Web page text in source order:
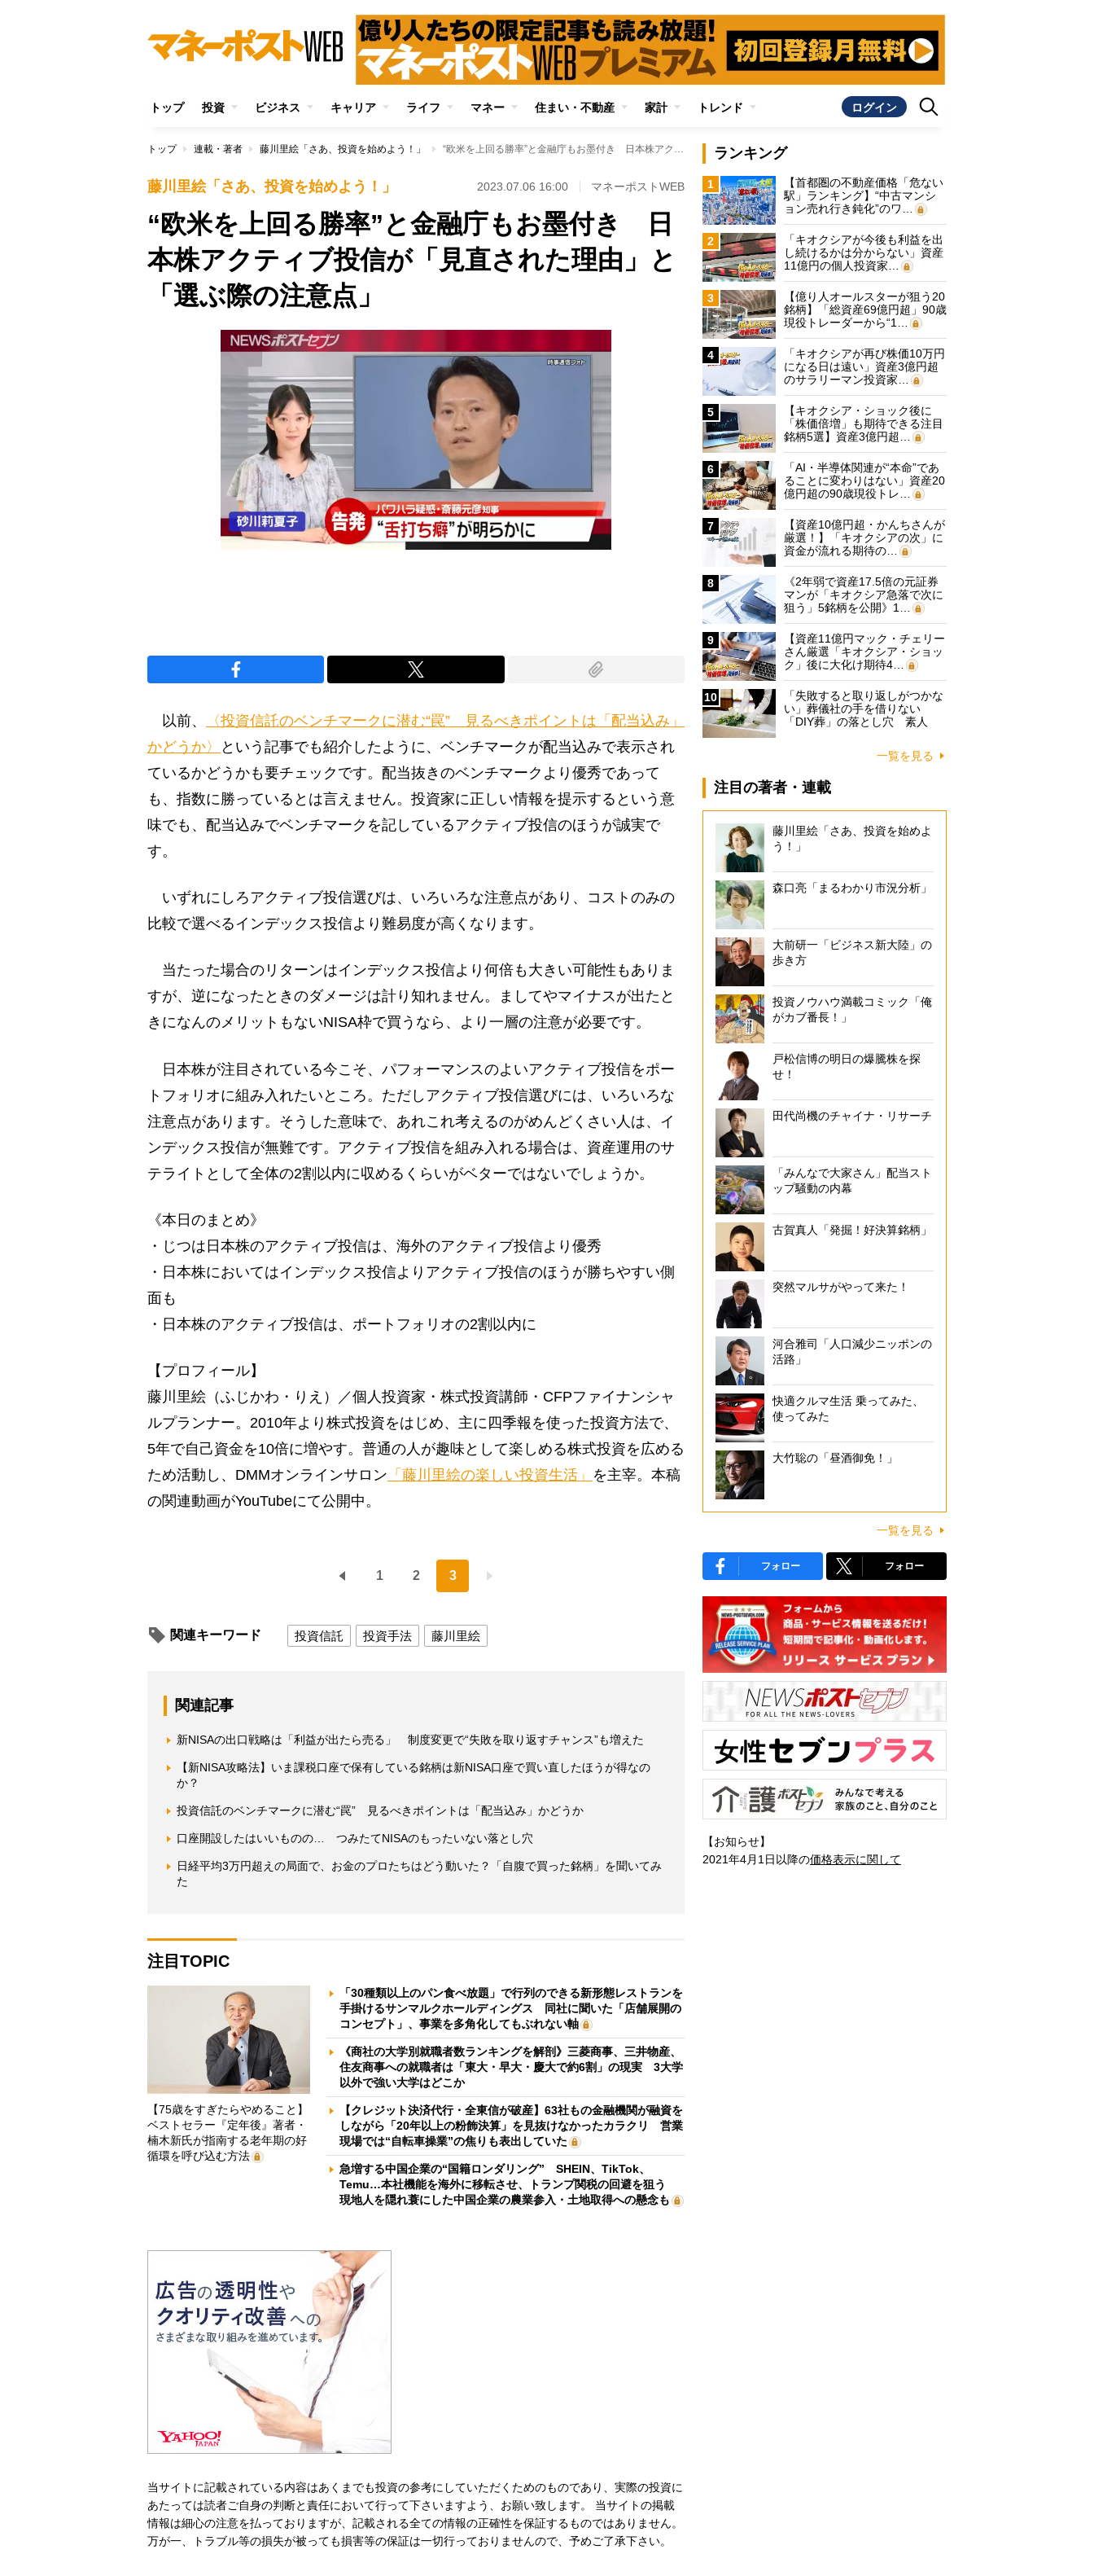
トップ 投資 ビジネス キャリア ライフ マネー 住まい・不動産 家計 トレンド ログイン
トップ 連載・著者 藤川里絵「さあ、投資を始めよう！」 “欧米を上回る勝率”と金融庁もお墨付き 日本株アクティブ投信が「見直された理由」と「選ぶ際の注意点」
藤川里絵「さあ、投資を始めよう！」 2023.07.06 16:00 マネーポストWEB
“欧米を上回る勝率”と金融庁もお墨付き 日
本株アクティブ投信が「見直された理由」と
「選ぶ際の注意点」
以前、
〈投資信託のベンチマークに潜む“罠” 見るべきポイントは「配当込み」
かどうか〉
という記事でも紹介したように、ベンチマークが配当込みで表示され
ているかどうかも要チェックです。配当抜きのベンチマークより優秀であって
も、指数に勝っているとは言えません。投資家に正しい情報を提示するという意
味でも、配当込みでベンチマークを記しているアクティブ投信のほうが誠実で
す。
いずれにしろアクティブ投信選びは、いろいろな注意点があり、コストのみの
比較で選べるインデックス投信より難易度が高くなります。
当たった場合のリターンはインデックス投信より何倍も大きい可能性もありま
すが、逆になったときのダメージは計り知れません。ましてやマイナスが出たと
きになんのメリットもないNISA枠で買うなら、より一層の注意が必要です。
日本株が注目されている今こそ、パフォーマンスのよいアクティブ投信をポー
トフォリオに組み入れたいところ。ただしアクティブ投信選びには、いろいろな
注意点があります。そうした意味で、あれこれ考えるのがめんどくさい人は、イ
ンデックス投信が無難です。アクティブ投信を組み入れる場合は、資産運用のサ
テライトとして全体の2割以内に収めるくらいがベターではないでしょうか。
《本日のまとめ》
・じつは日本株のアクティブ投信は、海外のアクティブ投信より優秀
・日本株においてはインデックス投信よりアクティブ投信のほうが勝ちやすい側
面も
・日本株のアクティブ投信は、ポートフォリオの2割以内に
【プロフィール】
藤川里絵（ふじかわ・りえ）／個人投資家・株式投資講師・CFPファイナンシャ
ルプランナー。2010年より株式投資をはじめ、主に四季報を使った投資方法で、
5年で自己資金を10倍に増やす。普通の人が趣味として楽しめる株式投資を広める
ため活動し、DMMオンラインサロン 「藤川里絵の楽しい投資生活」 を主宰。本稿
の関連動画がYouTubeにて公開中。
1 2 3
関連キーワード 投資信託 投資手法 藤川里絵
関連記事
新NISAの出口戦略は「利益が出たら売る」 制度変更で“失敗を取り返すチャンス”も増えた
【新NISA攻略法】いま課税口座で保有している銘柄は新NISA口座で買い直したほうが得なの
か？
投資信託のベンチマークに潜む“罠” 見るべきポイントは「配当込み」かどうか
口座開設したはいいものの… つみたてNISAのもったいない落とし穴
日経平均3万円超えの局面で、お金のプロたちはどう動いた？「自腹で買った銘柄」を聞いてみ
た
注目TOPIC
【75歳をすぎたらやめること】
ベストセラー『定年後』著者・
楠木新氏が指南する老年期の好
循環を呼び込む方法
「30種類以上のパン食べ放題」で行列のできる新形態レストランを
手掛けるサンマルクホールディングス 同社に聞いた「店舗展開の
コンセプト」、事業を多角化してもぶれない軸
《商社の大学別就職者数ランキングを解剖》三菱商事、三井物産、
住友商事への就職者は「東大・早大・慶大で約6割」の現実 3大学
以外で強い大学はどこか
【クレジット決済代行・全東信が破産】63社もの金融機関が融資を
しながら「20年以上の粉飾決算」を見抜けなかったカラクリ 営業
現場では“自転車操業”の焦りも表出していた
急増する中国企業の“国籍ロンダリング” SHEIN、TikTok、
Temu…本社機能を海外に移転させ、トランプ関税の回避を狙う
現地人を隠れ蓑にした中国企業の農業参入・土地取得への懸念も
当サイトに記載されている内容はあくまでも投資の参考にしていただくためのものであり、実際の投資に
あたっては読者ご自身の判断と責任において行って下さいますよう、お願い致します。 当サイトの掲載
情報は細心の注意を払っておりますが、記載される全ての情報の正確性を保証するものではありません。
万が一、トラブル等の損失が被っても損害等の保証は一切行っておりませんので、予めご了承下さい。
ランキング
1
【首都圏の不動産価格「危ない
駅」ランキング】“中古マンシ
ョン売れ行き鈍化”のワ…
2
「キオクシアが今後も利益を出
し続けるかは分からない」資産
11億円の個人投資家…
3
【億り人オールスターが狙う20
銘柄】「総資産69億円超」90歳
現役トレーダーから“1…
4
「キオクシアが再び株価10万円
になる日は遠い」資産3億円超
のサラリーマン投資家…
5
【キオクシア・ショック後に
「株価倍増」も期待できる注目
銘柄5選】資産3億円超…
6
「AI・半導体関連が“本命”であ
ることに変わりはない」資産20
億円超の90歳現役トレ…
7
【資産10億円超・かんちさんが
厳選！】「キオクシアの次」に
資金が流れる期待の…
8
《2年弱で資産17.5倍の元証券
マンが「キオクシア急落で次に
狙う」5銘柄を公開》1…
9
【資産11億円マック・チェリー
さん厳選「キオクシア・ショッ
ク」後に大化け期待4…
10
「失敗すると取り返しがつかな
い」葬儀社の手を借りない
「DIY葬」の落とし穴 素人
一覧を見る
注目の著者・連載
藤川里絵「さあ、投資を始めよ
う！」
森口亮「まるわかり市況分析」
大前研一「ビジネス新大陸」の
歩き方
投資ノウハウ満載コミック「俺
がカブ番長！」
戸松信博の明日の爆騰株を探
せ！
田代尚機のチャイナ・リサーチ
「みんなで大家さん」配当スト
ップ騒動の内幕
古賀真人「発掘！好決算銘柄」
突然マルサがやって来た！
河合雅司「人口減少ニッポンの
活路」
快適クルマ生活 乗ってみた、
使ってみた
大竹聡の「昼酒御免！」
一覧を見る
フォロー フォロー
【お知らせ】
2021年4月1日以降の価格表示に関して